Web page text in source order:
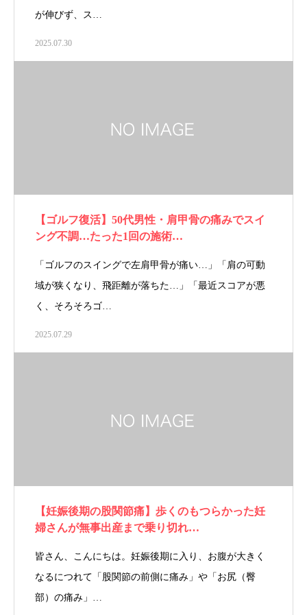
が伸びず、ス…
2025.07.30
【ゴルフ復活】50代男性・肩甲骨の痛みでスイ
ング不調…たった1回の施術…
「ゴルフのスイングで左肩甲骨が痛い…」「肩の可動
域が狭くなり、飛距離が落ちた…」「最近スコアが悪
く、そろそろゴ…
2025.07.29
【妊娠後期の股関節痛】歩くのもつらかった妊
婦さんが無事出産まで乗り切れ…
皆さん、こんにちは。妊娠後期に入り、お腹が大きく
なるにつれて「股関節の前側に痛み」や「お尻（臀
部）の痛み」…